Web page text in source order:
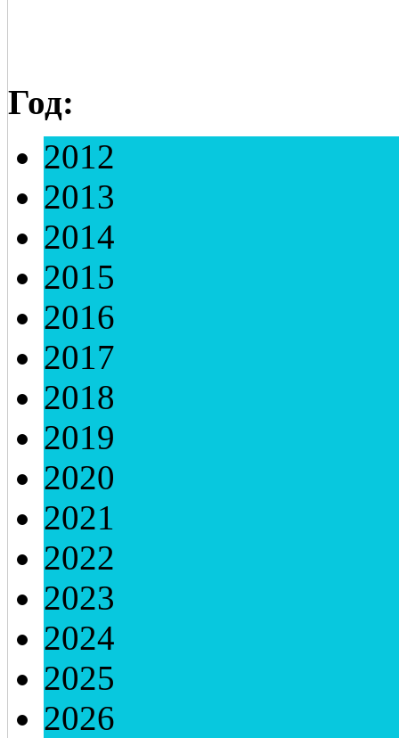
Год:
2012
2013
2014
2015
2016
2017
2018
2019
2020
2021
2022
2023
2024
2025
2026